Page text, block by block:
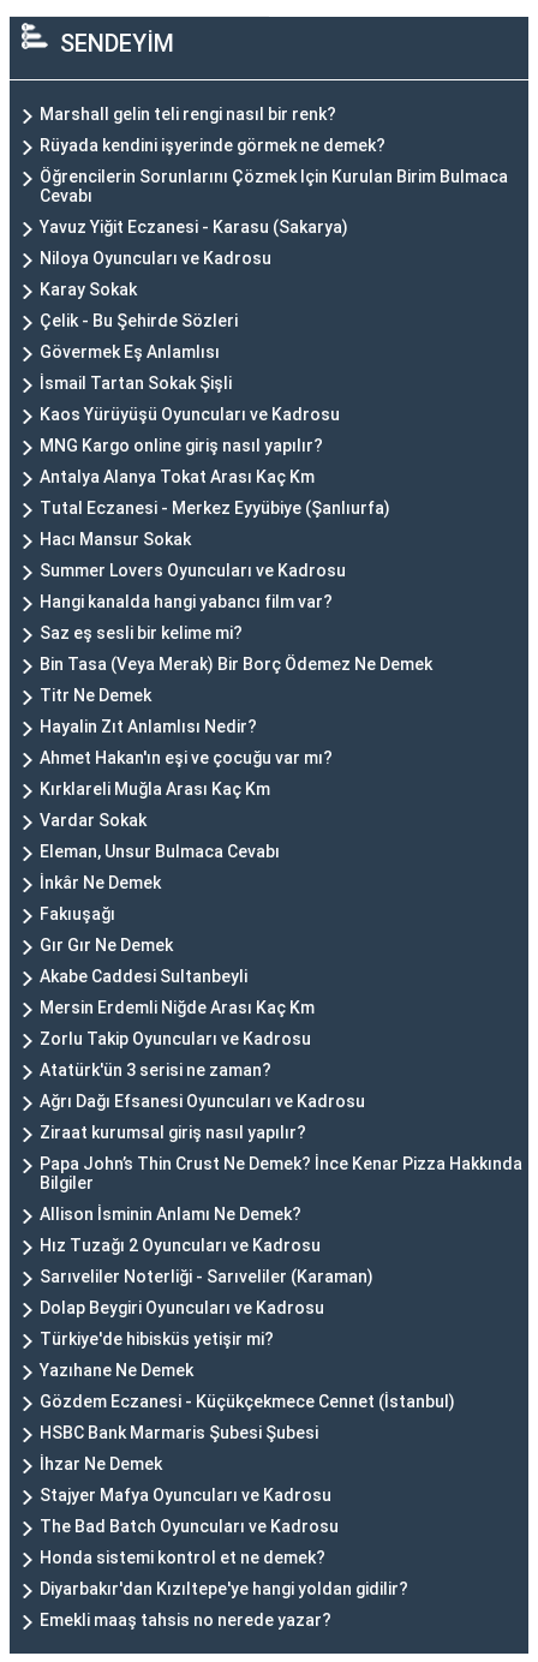
SENDEYİM
Marshall gelin teli rengi nasıl bir renk?
Rüyada kendini işyerinde görmek ne demek?
Öğrencilerin Sorunlarını Çözmek Için Kurulan Birim Bulmaca
Cevabı
Yavuz Yiğit Eczanesi - Karasu (Sakarya)
Niloya Oyuncuları ve Kadrosu
Karay Sokak
Çelik - Bu Şehirde Sözleri
Gövermek Eş Anlamlısı
İsmail Tartan Sokak Şişli
Kaos Yürüyüşü Oyuncuları ve Kadrosu
MNG Kargo online giriş nasıl yapılır?
Antalya Alanya Tokat Arası Kaç Km
Tutal Eczanesi - Merkez Eyyübiye (Şanlıurfa)
Hacı Mansur Sokak
Summer Lovers Oyuncuları ve Kadrosu
Hangi kanalda hangi yabancı film var?
Saz eş sesli bir kelime mi?
Bin Tasa (Veya Merak) Bir Borç Ödemez Ne Demek
Titr Ne Demek
Hayalin Zıt Anlamlısı Nedir?
Ahmet Hakan'ın eşi ve çocuğu var mı?
Kırklareli Muğla Arası Kaç Km
Vardar Sokak
Eleman, Unsur Bulmaca Cevabı
İnkâr Ne Demek
Fakıuşağı
Gır Gır Ne Demek
Akabe Caddesi Sultanbeyli
Mersin Erdemli Niğde Arası Kaç Km
Zorlu Takip Oyuncuları ve Kadrosu
Atatürk'ün 3 serisi ne zaman?
Ağrı Dağı Efsanesi Oyuncuları ve Kadrosu
Ziraat kurumsal giriş nasıl yapılır?
Papa John’s Thin Crust Ne Demek? İnce Kenar Pizza Hakkında
Bilgiler
Allison İsminin Anlamı Ne Demek?
Hız Tuzağı 2 Oyuncuları ve Kadrosu
Sarıveliler Noterliği - Sarıveliler (Karaman)
Dolap Beygiri Oyuncuları ve Kadrosu
Türkiye'de hibisküs yetişir mi?
Yazıhane Ne Demek
Gözdem Eczanesi - Küçükçekmece Cennet (İstanbul)
HSBC Bank Marmaris Şubesi Şubesi
İhzar Ne Demek
Stajyer Mafya Oyuncuları ve Kadrosu
The Bad Batch Oyuncuları ve Kadrosu
Honda sistemi kontrol et ne demek?
Diyarbakır'dan Kızıltepe'ye hangi yoldan gidilir?
Emekli maaş tahsis no nerede yazar?